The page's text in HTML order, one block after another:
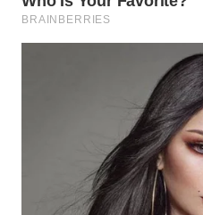
DAIRI